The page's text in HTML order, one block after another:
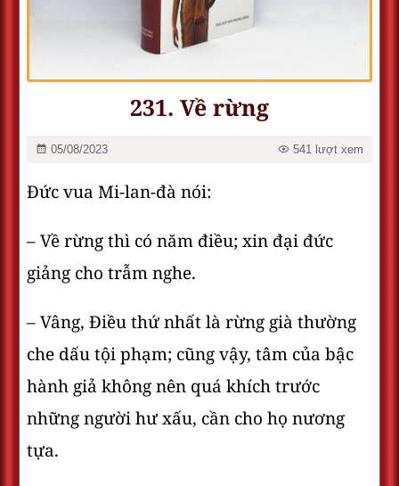
231. Về rừng
05/08/2023 541 lượt xem
Đức vua Mi-lan-đà nói:
– Về rừng thì có năm điều; xin đại đức
giảng cho trẫm nghe.
– Vâng, Ðiều thứ nhất là rừng già thường
che dấu tội phạm; cũng vậy, tâm của bậc
hành giả không nên quá khích trước
những người hư xấu, cần cho họ nương
tựa.